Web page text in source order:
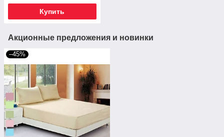
Купить
Акционные предложения и новинки
–45%